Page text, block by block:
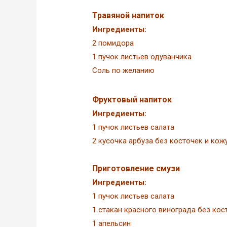
Травяной напиток
Ингредиенты:
2 помидора
1 пучок листьев одуванчика
Соль по желанию
Фруктовый напиток
Ингредиенты:
1 пучок листьев салата
2 кусочка арбуза без косточек и
Приготовление смузи
Ингредиенты:
1 пучок листьев салата
1 стакан красного винограда без
1 апельсин